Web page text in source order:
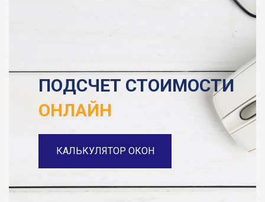
ПОДСЧЕТ СТОИМОСТИ
ОНЛАЙН
КАЛЬКУЛЯТОР ОКОН